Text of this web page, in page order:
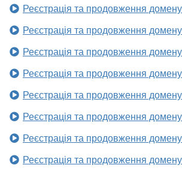
Реєстрація та продовження домену
Реєстрація та продовження домену
Реєстрація та продовження домену
Реєстрація та продовження домену
Реєстрація та продовження домену
Реєстрація та продовження домену
Реєстрація та продовження домену
Реєстрація та продовження домену